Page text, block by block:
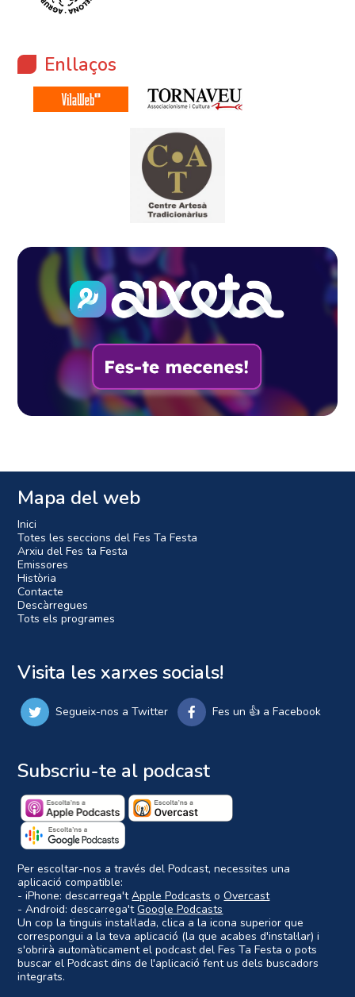
Enllaços
Mapa del web
Inici
Totes les seccions del Fes Ta Festa
Arxiu del Fes ta Festa
Emissores
Història
Contacte
Descàrregues
Tots els programes
Visita les xarxes socials!
Segueix-nos a Twitter Fes un 👍 a Facebook
Subscriu-te al podcast
Per escoltar-nos a través del Podcast, necessites una
aplicació compatible:
- iPhone: descarrega'tApple Podcasts oOvercast
- Android: descarrega'tGoogle Podcasts
Un cop la tinguis instal·lada, clica a la icona superior que
correspongui a la teva aplicació (la que acabes d'instal·lar) i
s'obrirà automàticament el podcast del Fes Ta Festa o pots
buscar el Podcast dins de l'aplicació fent us dels buscadors
integrats.